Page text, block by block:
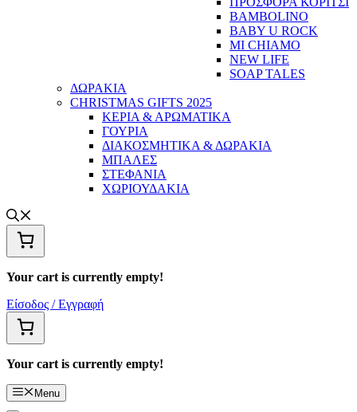
BAMBOLINO
BABY U ROCK
MI CHIAMO
NEW LIFE
SOAP TALES
ΔΩΡΑΚΙΑ
CHRISTMAS GIFTS 2025
ΚΕΡΙΑ & ΑΡΩΜΑΤΙΚΑ
ΓΟΥΡΙΑ
ΔΙΑΚΟΣΜΗΤΙΚΑ & ΔΩΡΑΚΙΑ
ΜΠΑΛΕΣ
ΣΤΕΦΑΝΙΑ
ΧΩΡΙΟΥΔΑΚΙΑ
Your cart is currently empty!
Είσοδος / Εγγραφή
Your cart is currently empty!
Menu